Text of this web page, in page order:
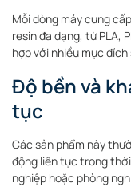
Mỗi dòng máy cung
resin đa dạng, từ PLA,
hợp với nhiều mục
Độ bền và
tục
Các sản phẩm này
động liên tục trong
nghiệp hoặc phòng